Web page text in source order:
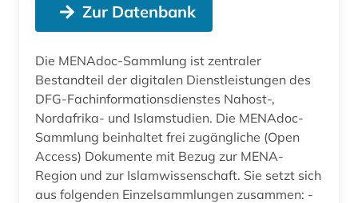
Zur Datenbank
Die MENAdoc-Sammlung ist zentraler
Bestandteil der digitalen Dienstleistungen des
DFG-Fachinformationsdienstes Nahost-,
Nordafrika- und Islamstudien. Die MENAdoc-
Sammlung beinhaltet frei zugängliche (Open
Access) Dokumente mit Bezug zur MENA-
Region und zur Islamwissenschaft. Sie setzt sich
aus folgenden Einzelsammlungen zusammen: -